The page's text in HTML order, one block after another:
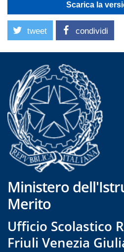
Scarica la
tweet condividi
Ministero
Merito
Ufficio Scolastico
Friuli Venezia